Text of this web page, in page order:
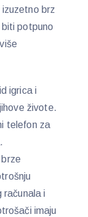
brz
potpuno
igrica i
živote.
telefon za
brze
računala i
imaju